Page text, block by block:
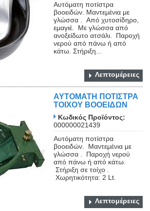
Αυτόματη ποτίστρα
βοοειδών. Μαντεμένια με
γλώσσα . Από χυτοσίδηρο,
εμαγιέ. Με γλώσσα από
ανοξείδωτο ατσάλι. Παροχή
νερού από πάνω ή από
κάτω. Στήριξη...
Λεπτομέρειες
ΑΥΤΟΜΑΤΗ ΠΟΤΙΣΤΡΑ
ΤΟΙΧΟΥ ΒΟΟΕΙΔΩΝ
Κωδικός Προϊόντος:
000000021439
Αυτόματη ποτίστρα
βοοειδών. Μαντεμένια με
γλώσσα . Παροχή νερού
από πάνω ή από κάτω.
Στήριξη σε τοίχο .
Χωρητικότητα: 2 Lt.
Λεπτομέρειες